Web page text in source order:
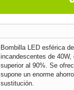
Bombilla LED esférica
incandescentes de
superior al 90%. Se
supone un enorme
sustitución.